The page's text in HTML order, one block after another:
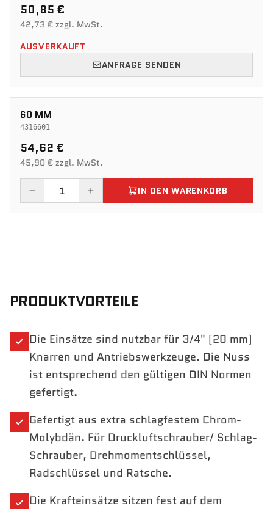
50,85 €
42,73 € zzgl. MwSt.
AUSVERKAUFT
ANFRAGE SENDEN
60 MM
4316601
54,62 €
45,90 € zzgl. MwSt.
IN DEN WARENKORB
PRODUKTVORTEILE
Die Einsätze sind nutzbar für 3/4" (20 mm)
Knarren und Antriebswerkzeuge. Die Nuss
ist entsprechend den gültigen DIN Normen
gefertigt.
Gefertigt aus extra schlagfestem Chrom-
Molybdän. Für Druckluftschrauber/ Schlag-
Schrauber, Drehmomentschlüssel,
Radschlüssel und Ratsche.
Die Krafteinsätze sitzen fest auf dem